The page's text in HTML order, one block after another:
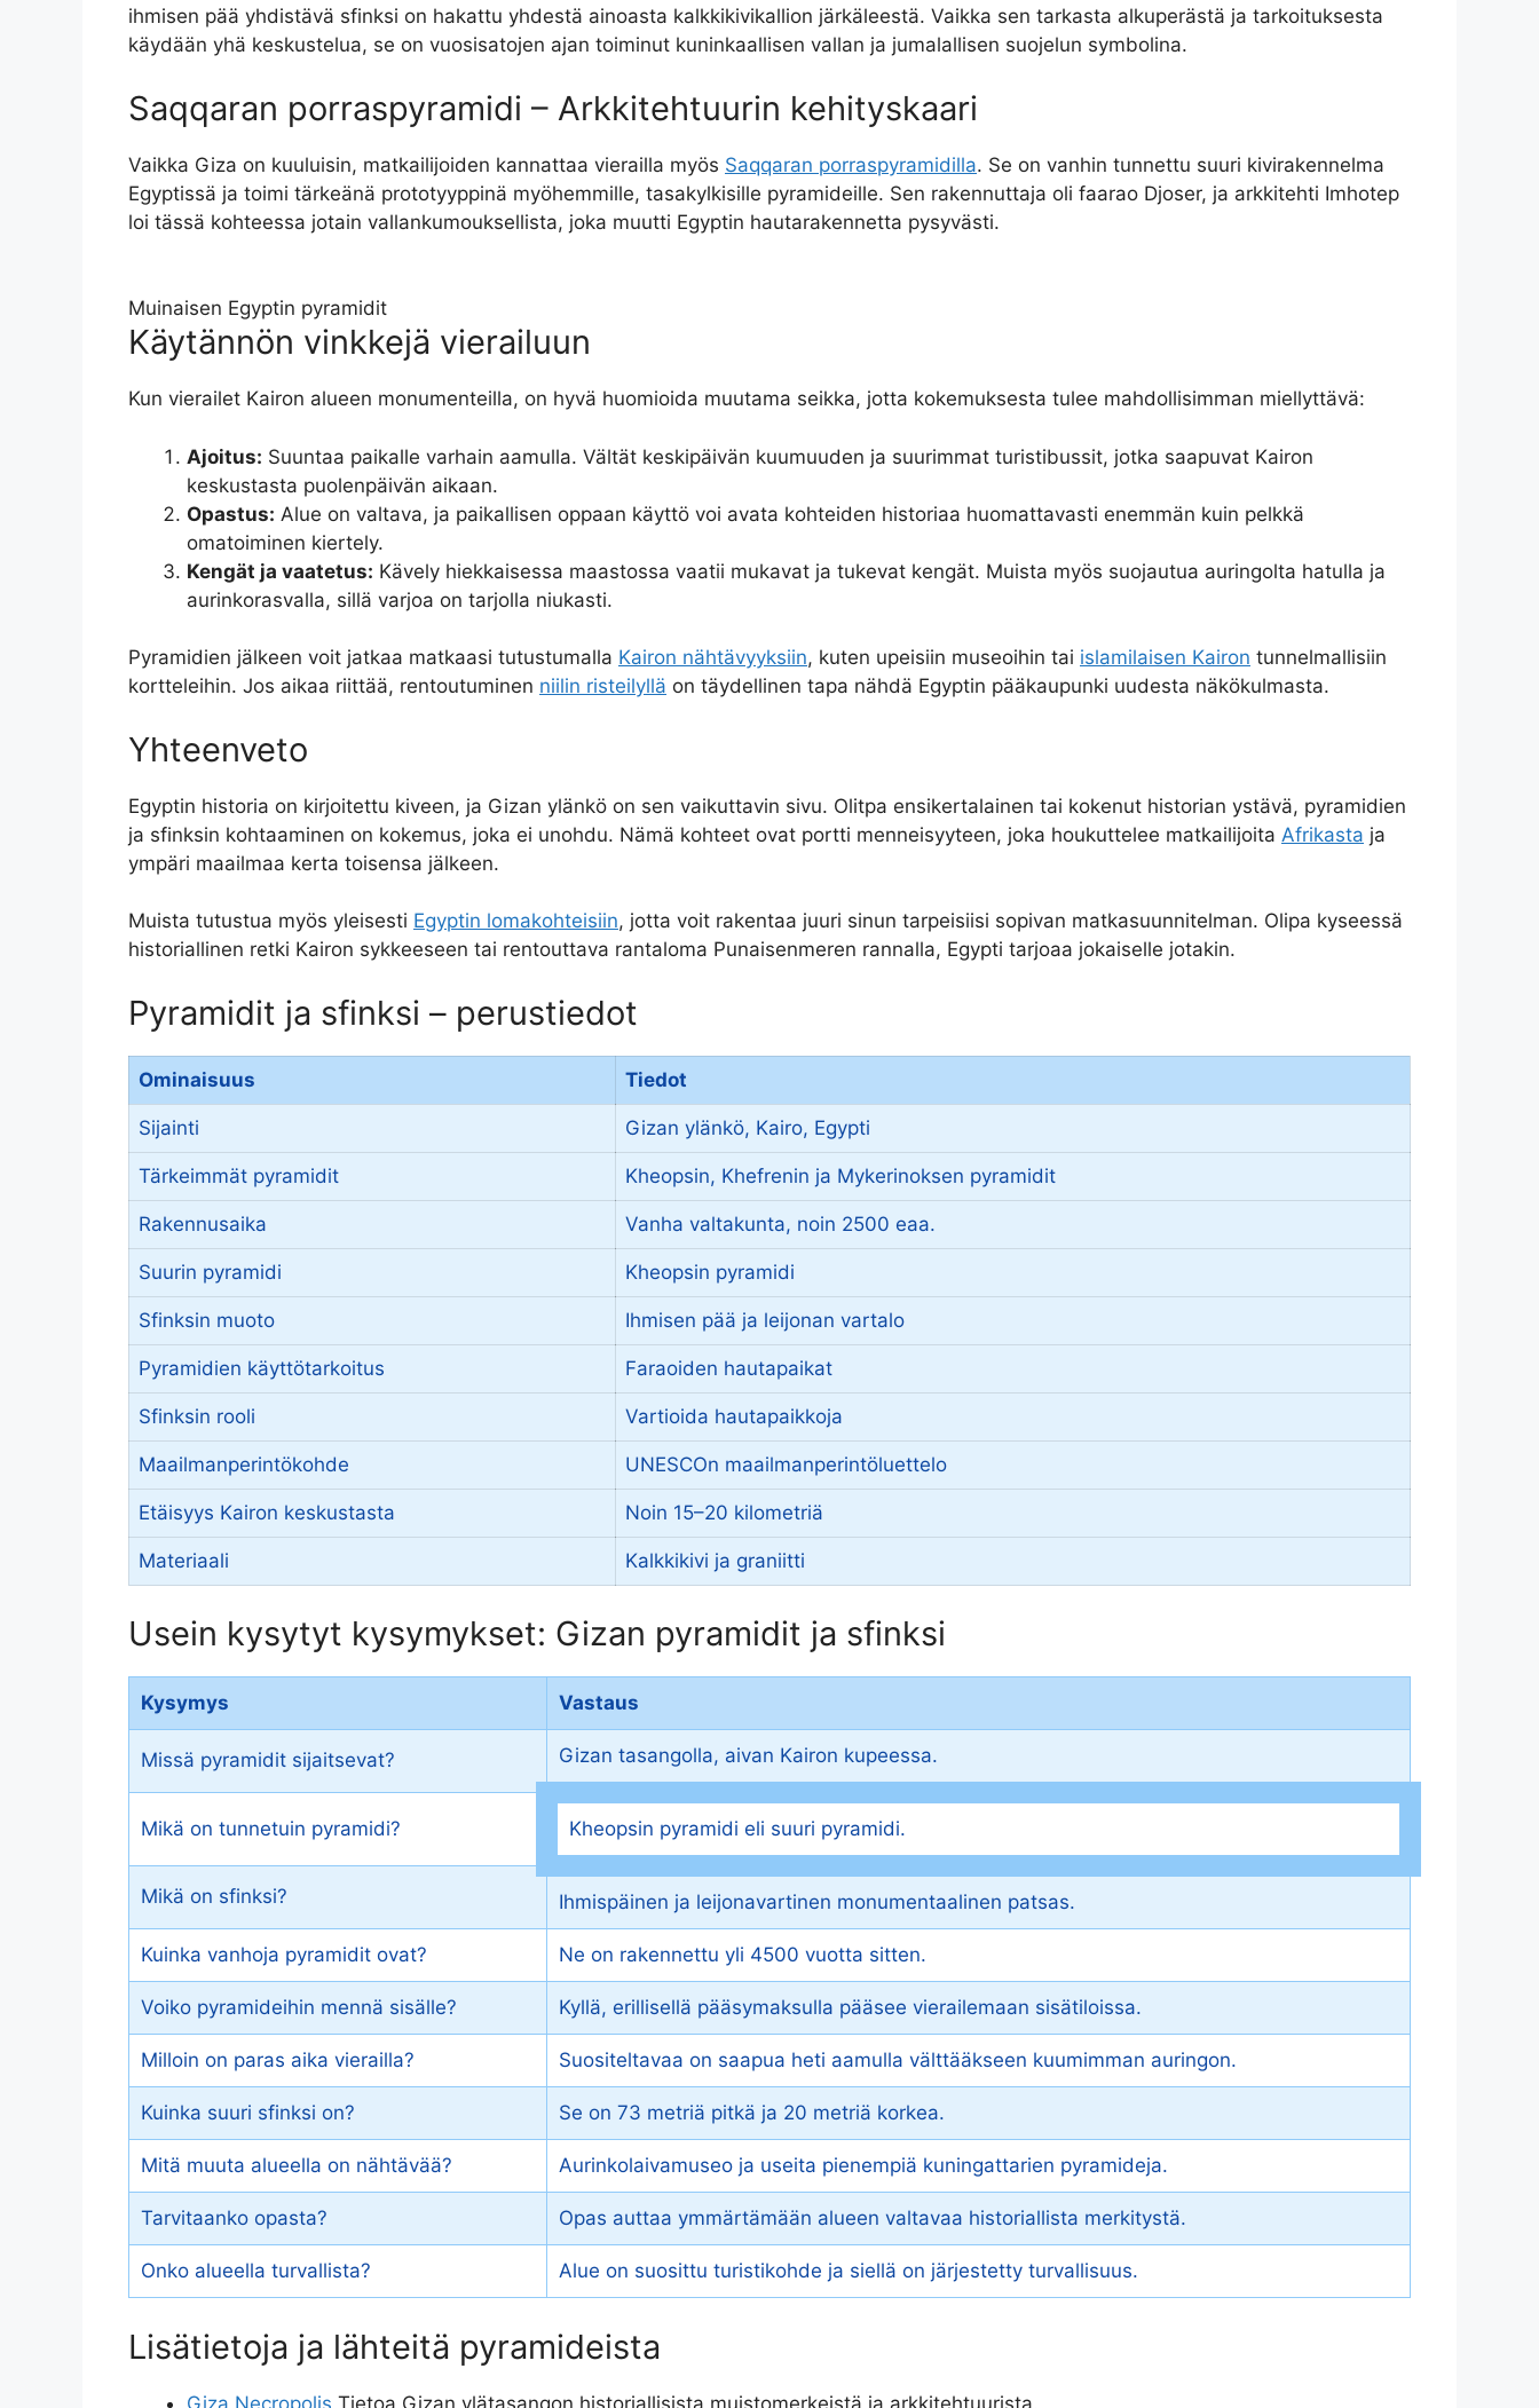
ihmisen pää yhdistävä sfinksi on hakattu yhdestä ainoasta kalkkikivikallion järkäleestä. Vaikka sen tarkasta alkuperästä ja tarkoituksesta
käydään yhä keskustelua, se on vuosisatojen ajan toiminut kuninkaallisen vallan ja jumalallisen suojelun symbolina.
Saqqaran porraspyramidi – Arkkitehtuurin kehityskaari
Vaikka Giza on kuuluisin, matkailijoiden kannattaa vierailla myös Saqqaran porraspyramidilla. Se on vanhin tunnettu suuri kivirakennelma
Egyptissä ja toimi tärkeänä prototyyppinä myöhemmille, tasakylkisille pyramideille. Sen rakennuttaja oli faarao Djoser, ja arkkitehti Imhotep
loi tässä kohteessa jotain vallankumouksellista, joka muutti Egyptin hautarakennetta pysyvästi.
Muinaisen Egyptin pyramidit
Käytännön vinkkejä vierailuun
Kun vierailet Kairon alueen monumenteilla, on hyvä huomioida muutama seikka, jotta kokemuksesta tulee mahdollisimman miellyttävä:
Ajoitus: Suuntaa paikalle varhain aamulla. Vältät keskipäivän kuumuuden ja suurimmat turistibussit, jotka saapuvat Kairon
keskustasta puolenpäivän aikaan.
Opastus: Alue on valtava, ja paikallisen oppaan käyttö voi avata kohteiden historiaa huomattavasti enemmän kuin pelkkä
omatoiminen kiertely.
Kengät ja vaatetus: Kävely hiekkaisessa maastossa vaatii mukavat ja tukevat kengät. Muista myös suojautua auringolta hatulla ja
aurinkorasvalla, sillä varjoa on tarjolla niukasti.
Pyramidien jälkeen voit jatkaa matkaasi tutustumalla Kairon nähtävyyksiin, kuten upeisiin museoihin tai islamilaisen Kairon tunnelmallisiin
kortteleihin. Jos aikaa riittää, rentoutuminen niilin risteilyllä on täydellinen tapa nähdä Egyptin pääkaupunki uudesta näkökulmasta.
Yhteenveto
Egyptin historia on kirjoitettu kiveen, ja Gizan ylänkö on sen vaikuttavin sivu. Olitpa ensikertalainen tai kokenut historian ystävä, pyramidien
ja sfinksin kohtaaminen on kokemus, joka ei unohdu. Nämä kohteet ovat portti menneisyyteen, joka houkuttelee matkailijoita Afrikasta ja
ympäri maailmaa kerta toisensa jälkeen.
Muista tutustua myös yleisesti Egyptin lomakohteisiin, jotta voit rakentaa juuri sinun tarpeisiisi sopivan matkasuunnitelman. Olipa kyseessä
historiallinen retki Kairon sykkeeseen tai rentouttava rantaloma Punaisenmeren rannalla, Egypti tarjoaa jokaiselle jotakin.
Pyramidit ja sfinksi – perustiedot
Ominaisuus Tiedot
Sijainti Gizan ylänkö, Kairo, Egypti
Tärkeimmät pyramidit Kheopsin, Khefrenin ja Mykerinoksen pyramidit
Rakennusaika Vanha valtakunta, noin 2500 eaa.
Suurin pyramidi Kheopsin pyramidi
Sfinksin muoto Ihmisen pää ja leijonan vartalo
Pyramidien käyttötarkoitus Faraoiden hautapaikat
Sfinksin rooli Vartioida hautapaikkoja
Maailmanperintökohde UNESCOn maailmanperintöluettelo
Etäisyys Kairon keskustasta Noin 15–20 kilometriä
Materiaali Kalkkikivi ja graniitti
Usein kysytyt kysymykset: Gizan pyramidit ja sfinksi
Kysymys Vastaus
Missä pyramidit sijaitsevat? Gizan tasangolla, aivan Kairon kupeessa.
Mikä on tunnetuin pyramidi? Kheopsin pyramidi eli suuri pyramidi.
Mikä on sfinksi? Ihmispäinen ja leijonavartinen monumentaalinen patsas.
Kuinka vanhoja pyramidit ovat? Ne on rakennettu yli 4500 vuotta sitten.
Voiko pyramideihin mennä sisälle? Kyllä, erillisellä pääsymaksulla pääsee vierailemaan sisätiloissa.
Milloin on paras aika vierailla? Suositeltavaa on saapua heti aamulla välttääkseen kuumimman auringon.
Kuinka suuri sfinksi on? Se on 73 metriä pitkä ja 20 metriä korkea.
Mitä muuta alueella on nähtävää? Aurinkolaivamuseo ja useita pienempiä kuningattarien pyramideja.
Tarvitaanko opasta? Opas auttaa ymmärtämään alueen valtavaa historiallista merkitystä.
Onko alueella turvallista? Alue on suosittu turistikohde ja siellä on järjestetty turvallisuus.
Lisätietoja ja lähteitä pyramideista
Giza Necropolis Tietoa Gizan ylätasangon historiallisista muistomerkeistä ja arkkitehtuurista.